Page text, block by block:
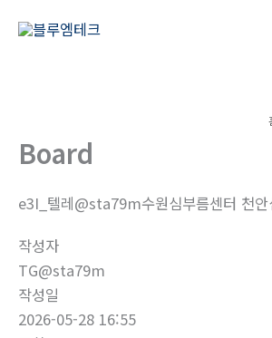
Board
e3I_텔레@sta79m수원심부름센터 천안
작성자
TG@sta79m
작성일
2026-05-28 16:55